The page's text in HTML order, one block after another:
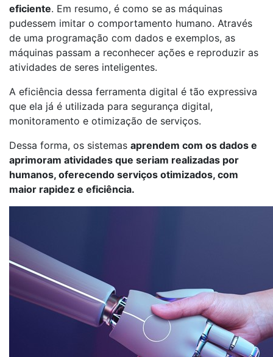
eficiente. Em resumo, é como se as máquinas
pudessem imitar o comportamento humano. Através
de uma programação com dados e exemplos, as
máquinas passam a reconhecer ações e reproduzir as
atividades de seres inteligentes.
A eficiência dessa ferramenta digital é tão expressiva
que ela já é utilizada para segurança digital,
monitoramento e otimização de serviços.
Dessa forma, os sistemas aprendem com os dados e
aprimoram atividades que seriam realizadas por
humanos, oferecendo serviços otimizados, com
maior rapidez e eficiência.